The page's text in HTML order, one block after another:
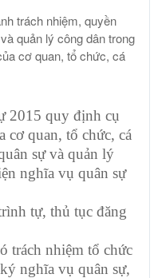
trách nhiệm, quyền
quản lý công dân trong
cơ quan, tổ chức, cá
2015 quy định cụ
cơ quan, tổ chức, cá
sự và quản lý
nghĩa vụ quân sự
tự, thủ tục đăng
trách nhiệm tổ chức
nghĩa vụ quân sự,